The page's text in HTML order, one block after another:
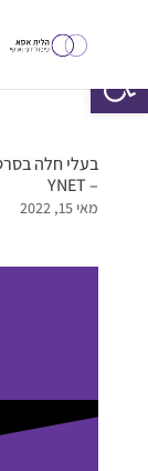
בעלי חלה
– YNET
מאי 15, 2022
פתח סרגל נגישות